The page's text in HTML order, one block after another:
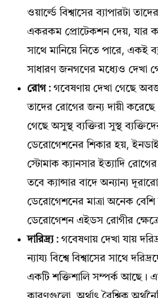
ওয়ার্ল্ডে বিশ্বাসের ব্যাপারটা
একরকম প্রোটেকশন দেয়, যার
সাথে মানিয়ে নিতে পারে, একই
সাধারণ জনগণের মধ্যেও দেখা
রোগ : গবেষণায় দেখা গেছে
তাদের রোগের জন্য দায়ী
গেছে অসুস্থ ব্যক্তিরা সুস্থ
ডেরোগেশনের শিকার হয়,
স্টোমাক ক্যানসার ইত্যাদি রোগের
তবে ক্যান্সার বাদে অন্যান্য
ডেরোগেশনের মাত্রা অনেক
ডেরোগেশন এইডস রোগীর
দারিদ্র্য : গবেষণায় দেখা যায়
ন্যায্য বিশ্বে বিশ্বাসের সাথে
একটি শক্তিশালি সম্পর্ক আছে।